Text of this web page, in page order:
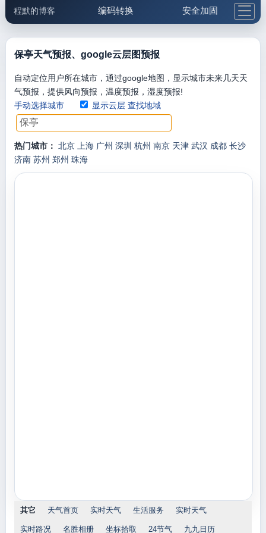
程默的博客 编码转换 安全加固
邮件工具 生活便民
5.1支付宝大红包
保亭天气预报、google云层图预报
自动定位用户所在城市，通过google地图，显示城市未来几天天
气预报，提供风向预报，温度预报，湿度预报!
手动选择城市
显示云层 查找地域
热门城市： 北京 上海 广州 深圳 杭州 南京 天津 武汉 成都 长沙
济南 苏州 郑州 珠海
其它 天气首页 实时天气 生活服务 实时天气
实时路况 名胜相册 坐标拾取 24节气 九九日历